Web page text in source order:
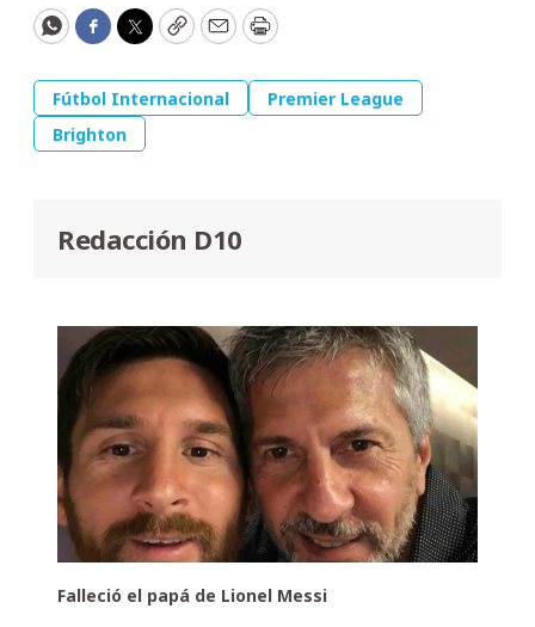
WhatsApp
Facebook
Twitter
CopyEmailPrint
Fútbol Internacional
Premier League
Brighton
Redacción D10
Falleció el papá de Lionel Messi